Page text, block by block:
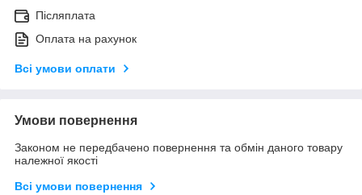
Післяплата
Оплата на рахунок
Всі умови оплати
Умови повернення
Законом не передбачено повернення та обмін даного товару
належної якості
Всі умови повернення